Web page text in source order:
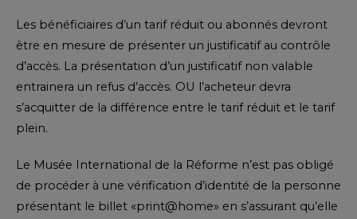
Les bénéficiaires d’un tarif réduit ou abonnés devront
être en mesure de présenter un justificatif au contrôle
d’accès. La présentation d’un justificatif non valable
entrainera un refus d’accès. OU l’acheteur devra
s’acquitter de la différence entre le tarif réduit et le tarif
plein.
Le Musée International de la Réforme n’est pas obligé
de procéder à une vérification d’identité de la personne
présentant le billet «print@home» en s’assurant qu’elle